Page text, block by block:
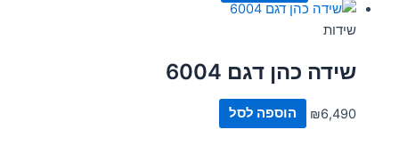
שידות
שידה כהן דגם 6004
₪6,490 הוספה לסל